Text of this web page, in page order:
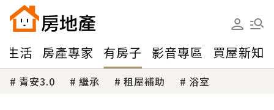
生活 房產專家 有房子 影音專區 買屋新知
青安3.0 繼承 租屋補助 浴室